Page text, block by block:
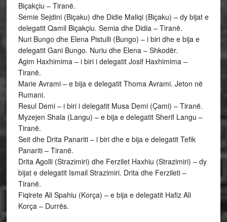
Biçakçiu – Tiranë.
Semie Sejdini (Biçaku) dhe Didie Maliqi (Biçaku) – dy bijat e
delegatit Qamil Biçakçiu. Semia dhe Didia – Tiranë.
Nuri Bungo dhe Elena Pistulli (Bungo) – i biri dhe e bija e
delegatit Gani Bungo. Nuriu dhe Elena – Shkodër.
Agim Haxhimima – i biri i delegatit Josif Haxhimima –
Tiranë.
Marie Avrami – e bija e delegatit Thoma Avrami. Jeton në
Rumani.
Resul Demi – i biri i delegatit Musa Demi (Çami) – Tiranë.
Myzejen Shala (Langu) – e bija e delegatit Sherif Langu –
Tiranë.
Seit dhe Drita Panariti – i biri dhe e bija e delegatit Tefik
Panariti – Tiranë.
Drita Agolli (Strazimiri) dhe Ferzilet Haxhiu (Strazimiri) – dy
bijat e delegatit Ismail Strazimiri. Drita dhe Ferzileti –
Tiranë.
Fiqirete Ali Spahiu (Korça) – e bija e delegatit Hafiz Ali
Korça – Durrës.